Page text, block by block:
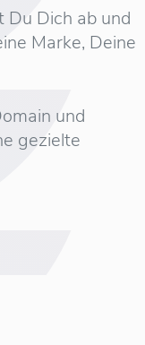
Du Dich ab und
Marke, Deine
und
gezielte